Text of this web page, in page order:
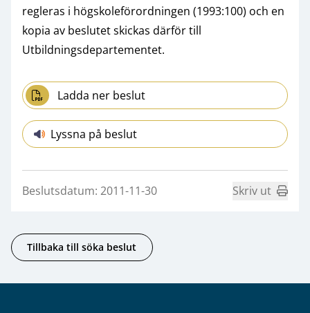
regleras i högskoleförordningen (1993:100) och en
kopia av beslutet skickas därför till
Utbildningsdepartementet.
Ladda ner beslut
Lyssna på beslut
Beslutsdatum: 2011-11-30 Skriv ut
Tillbaka till söka beslut